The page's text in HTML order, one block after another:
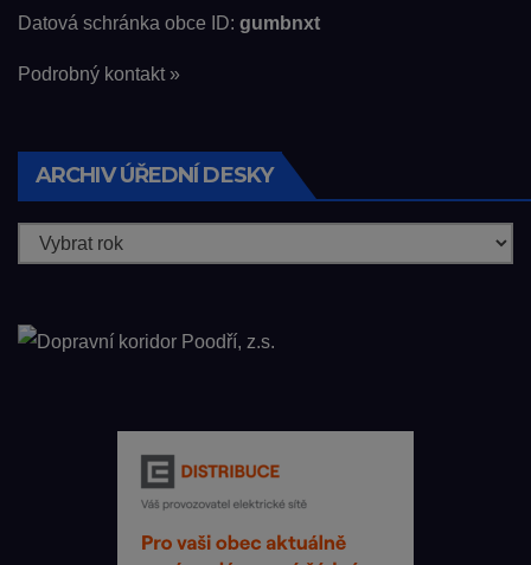
Datová schránka obce ID: gumbnxt
Podrobný kontakt »
ARCHIV ÚŘEDNÍ DESKY